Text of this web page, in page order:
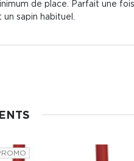
de place. Parfait une
sapin habituel.